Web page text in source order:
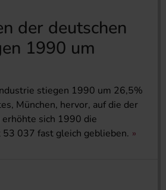
der deutschen
1990 um
stiegen 1990 um 26,5%
München, hervor, auf die der
sich 1990 die
037 fast gleich geblieben.